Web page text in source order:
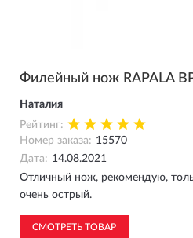
Филейный нож RAPALA
Наталия
Рейтинг:
Номер заказа: 15570
Дата: 14.08.2021
Отличный нож, рекомендую,
очень острый.
СМОТРЕТЬ ТОВАР